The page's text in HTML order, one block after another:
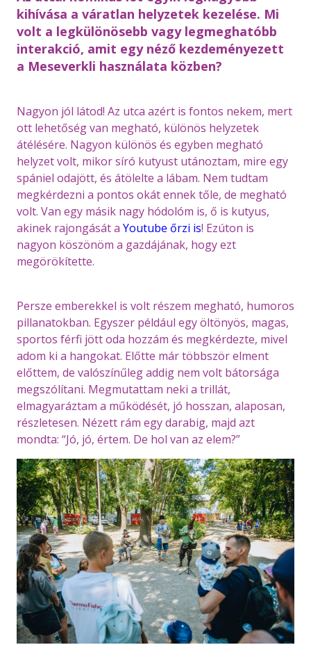
kihívása a váratlan helyzetek kezelése. Mi
volt a legkülönösebb vagy legmeghatóbb
interakció, amit egy néző kezdeményezett
a Meseverkli használata közben?
Nagyon jól látod! Az utca azért is fontos nekem, mert
ott lehetőség van megható, különös helyzetek
átélésére. Nagyon különös és egyben megható
helyzet volt, mikor síró kutyust utánoztam, mire egy
spániel odajött, és átölelte a lábam. Nem tudtam
megkérdezni a pontos okát ennek tőle, de megható
volt. Van egy másik nagy hódolóm is, ő is kutyus,
akinek rajongását a Youtube őrzi is! Ezúton is
nagyon köszönöm a gazdájának, hogy ezt
megörökítette.
Persze emberekkel is volt részem megható, humoros
pillanatokban. Egyszer például egy öltönyös, magas,
sportos férfi jött oda hozzám és megkérdezte, mivel
adom ki a hangokat. Előtte már többször elment
előttem, de valószínűleg addig nem volt bátorsága
megszólítani. Megmutattam neki a trillát,
elmagyaráztam a működését, jó hosszan, alaposan,
részletesen. Nézett rám egy darabig, majd azt
mondta: “Jó, jó, értem. De hol van az elem?”